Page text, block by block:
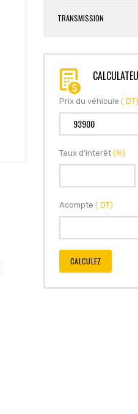
TRANSMISSION
Prix du véhicule ( DT)
Taux d'interêt (%)
Acompte ( DT)
CALCULEZ